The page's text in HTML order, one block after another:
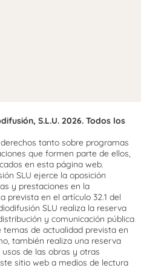
S.L.U. 2026. Todos los
tanto sobre programas
que formen parte de ellos,
en esta página web.
SLU ejerce la oposición
y prestaciones en la
prevista en el artículo 32.1 del
SLU realiza la reserva
y comunicación pública
de actualidad prevista en
también realiza una reserva
de las obras y otras
sitio web a medios de lectura